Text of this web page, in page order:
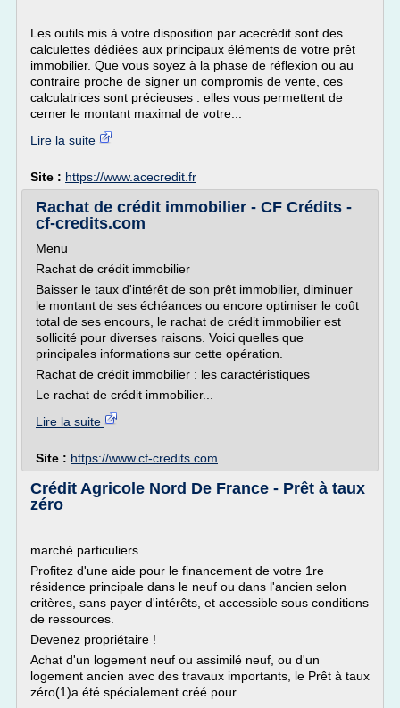
Les outils mis à votre disposition par acecrédit sont des
calculettes dédiées aux principaux éléments de votre prêt
immobilier. Que vous soyez à la phase de réflexion ou au
contraire proche de signer un compromis de vente, ces
calculatrices sont précieuses : elles vous permettent de
cerner le montant maximal de votre...
Lire la suite
Site : https://www.acecredit.fr
Rachat de crédit immobilier - CF Crédits -
cf-credits.com
Menu
Rachat de crédit immobilier
Baisser le taux d'intérêt de son prêt immobilier, diminuer
le montant de ses échéances ou encore optimiser le coût
total de ses encours, le rachat de crédit immobilier est
sollicité pour diverses raisons. Voici quelles que
principales informations sur cette opération.
Rachat de crédit immobilier : les caractéristiques
Le rachat de crédit immobilier...
Lire la suite
Site : https://www.cf-credits.com
Crédit Agricole Nord De France - Prêt à taux
zéro
marché particuliers
Profitez d'une aide pour le financement de votre 1re
résidence principale dans le neuf ou dans l'ancien selon
critères, sans payer d'intérêts, et accessible sous conditions
de ressources.
Devenez propriétaire !
Achat d'un logement neuf ou assimilé neuf, ou d'un
logement ancien avec des travaux importants, le Prêt à taux
zéro(1)a été spécialement créé pour...